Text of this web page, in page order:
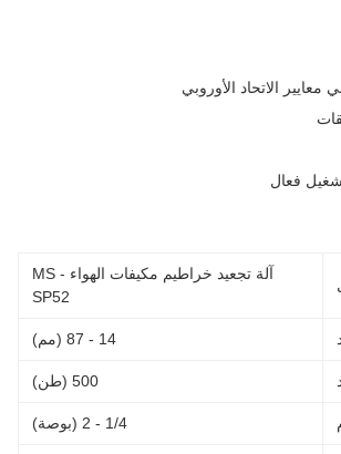
معايير الاتحاد الأوروبي
فعال
آلة تجعيد خراطيم مكيفات الهواء MS -
SP52
14 - 87 (مم)
500 (طن)
1/4 - 2 (بوصة)